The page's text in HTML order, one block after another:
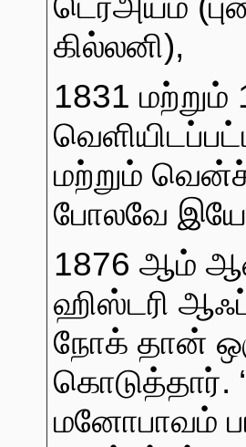
கில்லனி),
1831
மற்றும்
போலவே
1876 ​​ஆம்
ஹிஸ்டரி
நோக் தான்
கொடுத்தார்.
மனோபாவம்